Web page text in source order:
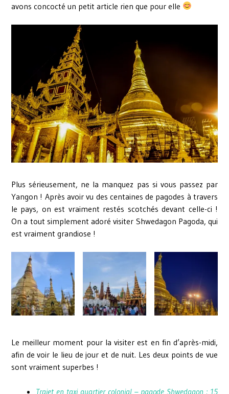
avons concocté un petit article rien que pour elle
Plus sérieusement, ne la manquez pas si vous passez par
Yangon ! Après avoir vu des centaines de pagodes à travers
le pays, on est vraiment restés scotchés devant celle-ci !
On a tout simplement adoré visiter Shwedagon Pagoda, qui
est vraiment grandiose !
Le meilleur moment pour la visiter est en fin d’après-midi,
afin de voir le lieu de jour et de nuit. Les deux points de vue
sont vraiment superbes !
Trajet en taxi quartier colonial – pagode Shwedagon : 15